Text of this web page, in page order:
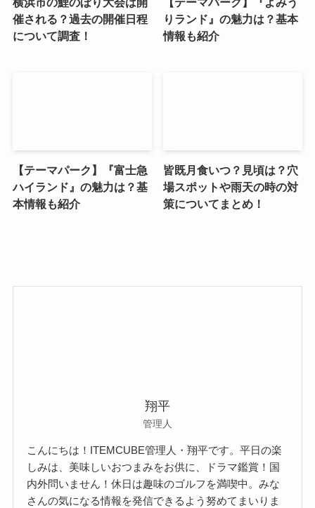
催される？過去の開催日程
について調査！
りランド』の魅力は？基本
情報も紹介
【テーマパーク】『富士急
ハイランド』の魅力は？基
本情報も紹介
皆既月食いつ？見頃は？穴
場スポットや雨天の時の対
策についてまとめ！
翔平
管理人
こんにちは！ITEMCUBE管理人・翔平です。平日の楽
しみは、美味しいおつまみをお供に、ドラマ鑑賞！国
内外問いません！休日は趣味のゴルフを満喫中。みな
さんの気になる情報を発信できるよう努めてまいりま